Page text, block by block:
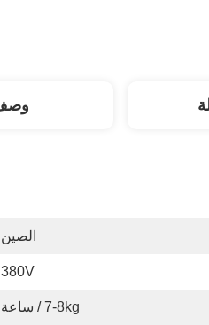
وصف
الصين
380V
7-8kg / ساعة